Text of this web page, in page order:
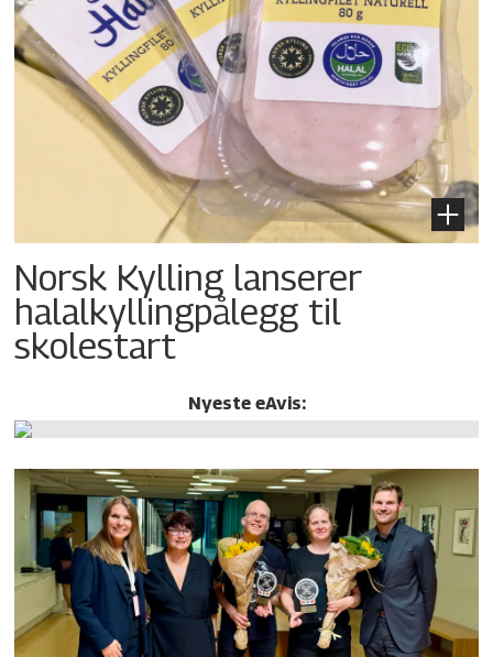
Norsk Kylling lanserer
halalkylling­pålegg til
skolestart
Nyeste eAvis: